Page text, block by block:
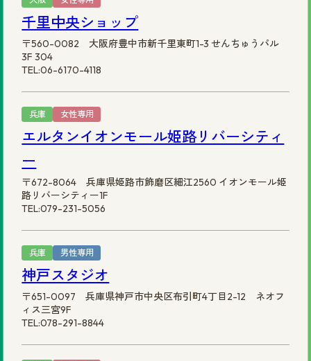
千里中央ショップ
〒560-0082 大阪府豊中市新千里東町1-3 せんちゅうパル
3F 304
TEL:06-6170-4118
兵庫 女性専用
エルタンイオンモール姫路リバーシティ
ー
〒672-8064 兵庫県姫路市飾磨区細江2560 イオンモール姫
路リバーシティー1F
TEL:079-231-5056
兵庫 男性専用
神戸スタジオ
〒651-0097 兵庫県神戸市中央区布引町4丁目2-12 ネオフ
ィス三宮9F
TEL:078-291-8844